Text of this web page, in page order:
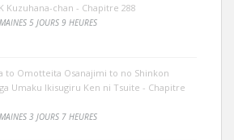
Kuzuhana-chan - Chapitre 288
5 JOURS 9 HEURES
to Omotteita Osanajimi to no Shinkon
Umaku Ikisugiru Ken ni Tsuite - Chapitre
3 JOURS 7 HEURES